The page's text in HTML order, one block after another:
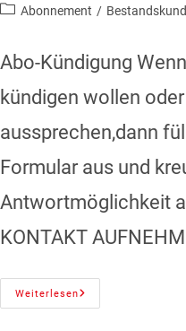
Abonnement /
Abo-Kündigung
kündigen wollen
aussprechen,dann
Formular aus und
Antwortmöglichkeit
KONTAKT
Weiterlesen